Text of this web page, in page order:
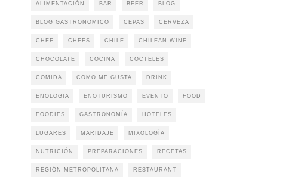
ALIMENTACIÓN BAR BEER BLOG
BLOG GASTRONOMICO CEPAS CERVEZA
CHEF CHEFS CHILE CHILEAN WINE
CHOCOLATE COCINA COCTELES
COMIDA COMO ME GUSTA DRINK
ENOLOGIA ENOTURISMO EVENTO FOOD
FOODIES GASTRONOMÍA HOTELES
LUGARES MARIDAJE MIXOLOGÍA
NUTRICIÓN PREPARACIONES RECETAS
REGIÓN METROPOLITANA RESTAURANT